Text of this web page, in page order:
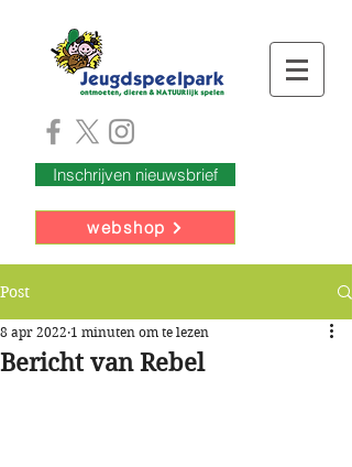
Inschrijven nieuwsbrief
webshop
Post
Bericht van Rebel
8 apr 2022 1 minuten om te lezen